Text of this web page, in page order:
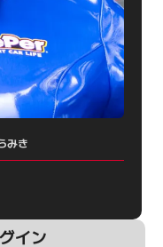
みき
イン